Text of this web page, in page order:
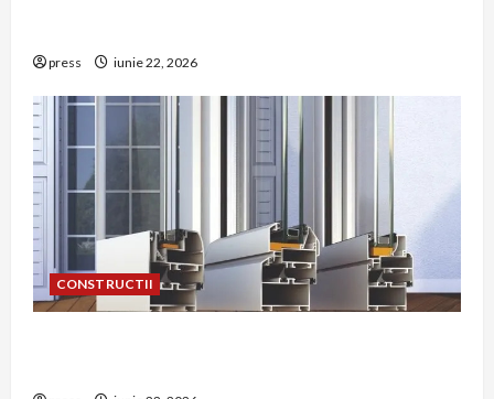
press iunie 22, 2026
CONSTRUCTII